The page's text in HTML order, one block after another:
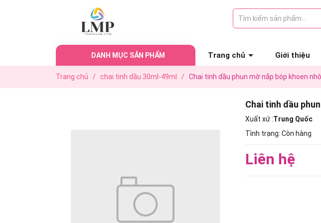
DANH MỤC SẢN PHẨM Trang chủ Giới thiệu
Trang chủ / chai tinh dầu 30ml-49ml / Chai tinh dầu phun mờ nắp bóp khoen
Chai tinh dầu
Xuất xứ :Trung Quốc
Tình trạng: Còn hàng
Liên hệ